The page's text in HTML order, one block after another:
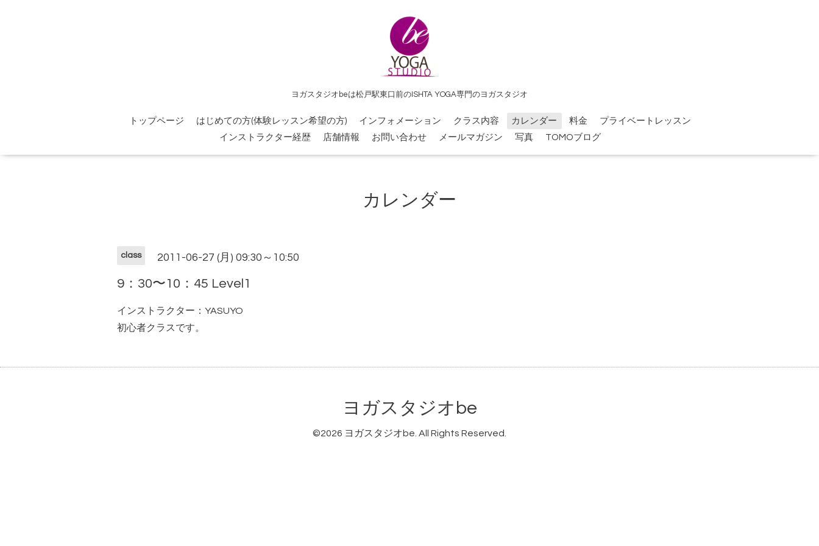
ヨガスタジオbeは松戸駅東口前のISHTA YOGA専門のヨガスタジオ
トップページ はじめての方(体験レッスン希望の方) インフォメーション クラス内容 カレンダー 料金
プライベートレッスン
インストラクター経歴
店舗情報 お問い合わせ メールマガジン 写真 TOMOブログ
カレンダー
class 2011-06-27 (月) 09:30～10:50
9：30〜10：45 Level1
インストラクター：YASUYO
初心者クラスです。
ヨガスタジオbe
©2026 ヨガスタジオbe. All Rights Reserved.